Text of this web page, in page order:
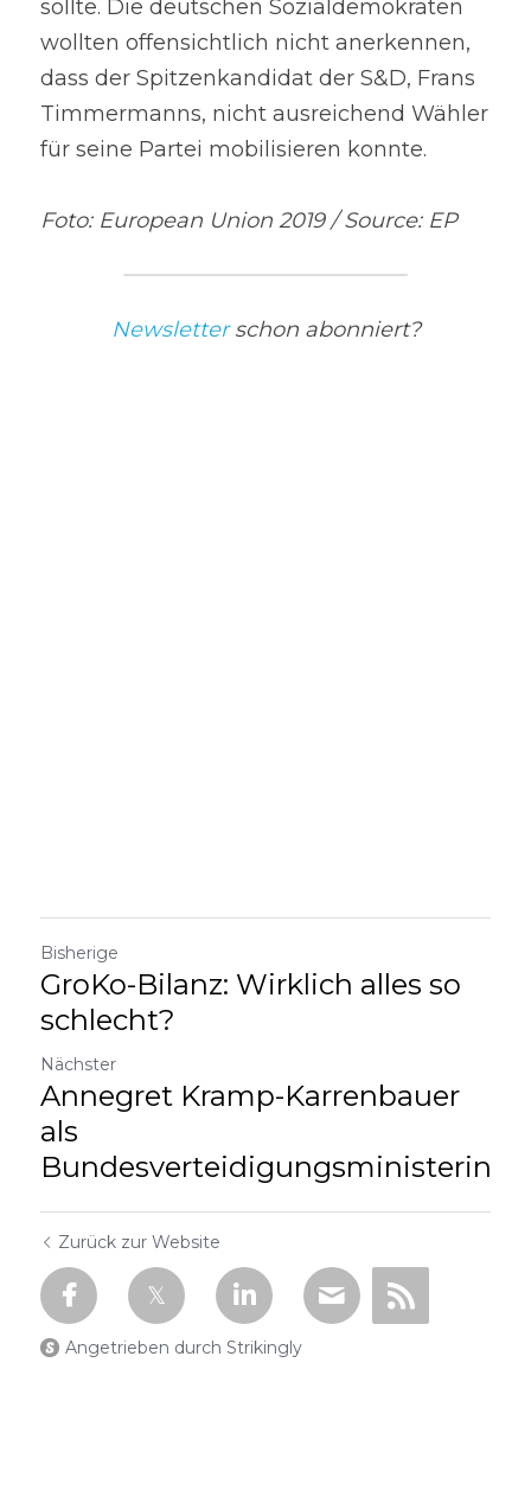
sollte. Die deutschen Sozialdemokraten
wollten offensichtlich nicht anerkennen,
dass der Spitzenkandidat der S&D, Frans
Timmermanns, nicht ausreichend Wähler
für seine Partei mobilisieren konnte.
Foto: European Union 2019 / Source: EP
Newsletter schon abonniert?
Bisherige
GroKo-Bilanz: Wirklich alles so
schlecht?
Nächster
Annegret Kramp-Karrenbauer
als
Bundesverteidigungsministerin
Zurück zur Website
Angetrieben durch Strikingly